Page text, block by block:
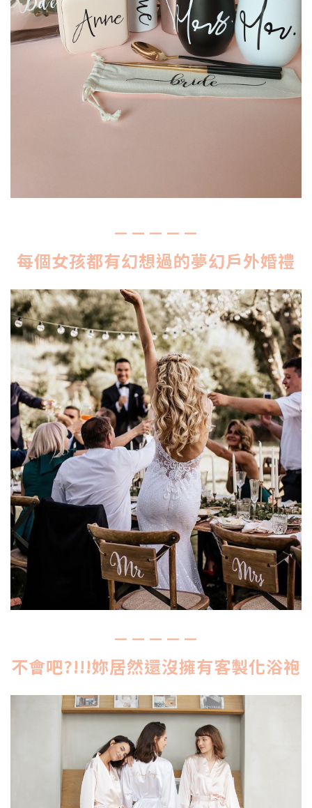
－－－－－
每個女孩都有幻想過的夢幻戶外婚禮
－－－－－
不會吧?!!!妳居然還沒擁有客製化浴袍